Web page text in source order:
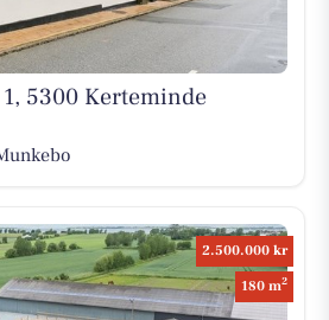
5300 Kerteminde
2.500.000 kr
180 m2